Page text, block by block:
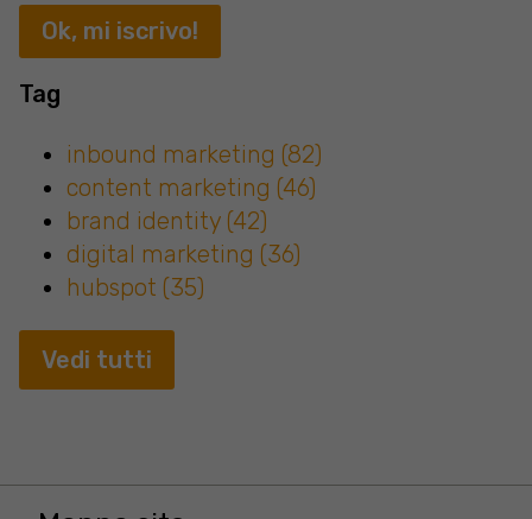
Tag
inbound marketing (82)
content marketing (46)
brand identity (42)
digital marketing (36)
hubspot (35)
Vedi tutti